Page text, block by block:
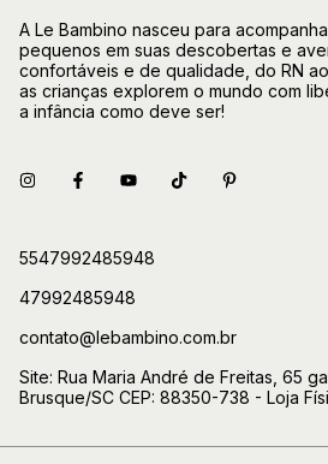
A Le Bambino nasceu para
pequenos em suas descobertas e
confortáveis e de qualidade, do RN
as crianças explorem o mundo com
a infância como deve ser!
5547992485948
47992485948
contato@lebambino.com.br
Site: Rua Maria André de Freitas, 65
Brusque/SC CEP: 88350-738 - Loja